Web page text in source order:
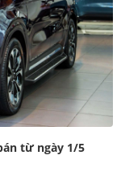
từ ngày 1/5